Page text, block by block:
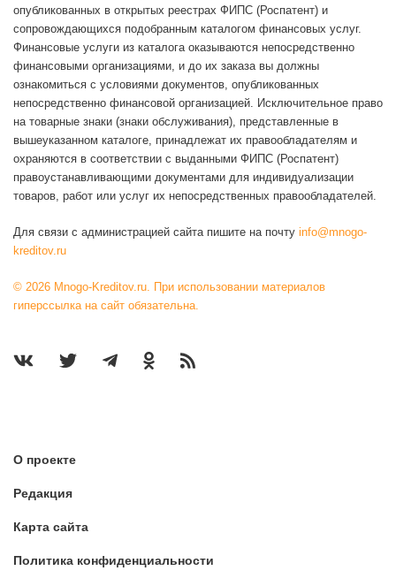
опубликованных в открытых реестрах ФИПС (Роспатент) и
сопровождающихся подобранным каталогом финансовых услуг.
Финансовые услуги из каталога оказываются непосредственно
финансовыми организациями, и до их заказа вы должны
ознакомиться с условиями документов, опубликованных
непосредственно финансовой организацией. Исключительное право
на товарные знаки (знаки обслуживания), представленные в
вышеуказанном каталоге, принадлежат их правообладателям и
охраняются в соответствии с выданными ФИПС (Роспатент)
правоустанавливающими документами для индивидуализации
товаров, работ или услуг их непосредственных правообладателей.
Для связи с администрацией сайта пишите на почту info@mnogo-
kreditov.ru
© 2026 Mnogo-Kreditov.ru. При использовании материалов
гиперссылка на сайт обязательна.
О проекте
Редакция
Карта сайта
Политика конфиденциальности